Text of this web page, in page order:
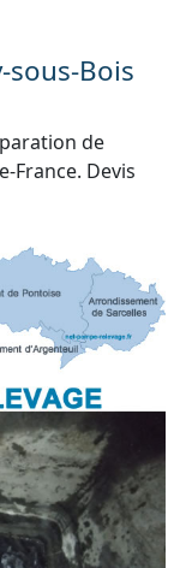
sous-Bois
de
France. Devis